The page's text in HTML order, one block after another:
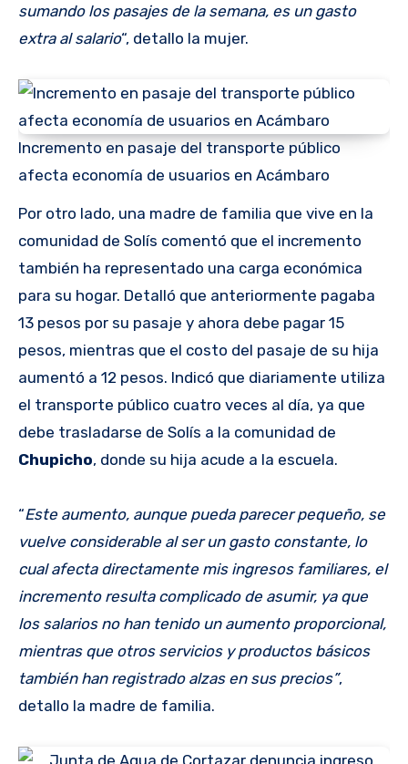
sumando los pasajes de la semana, es un gasto
extra al salario“, detallo la mujer.
Incremento en pasaje del transporte público
afecta economía de usuarios en Acámbaro
Por otro lado, una madre de familia que vive en la
comunidad de Solís comentó que el incremento
también ha representado una carga económica
para su hogar. Detalló que anteriormente pagaba
13 pesos por su pasaje y ahora debe pagar 15
pesos, mientras que el costo del pasaje de su hija
aumentó a 12 pesos. Indicó que diariamente utiliza
el transporte público cuatro veces al día, ya que
debe trasladarse de Solís a la comunidad de
Chupicho, donde su hija acude a la escuela.
“Este aumento, aunque pueda parecer pequeño, se
vuelve considerable al ser un gasto constante, lo
cual afecta directamente mis ingresos familiares, el
incremento resulta complicado de asumir, ya que
los salarios no han tenido un aumento proporcional,
mientras que otros servicios y productos básicos
también han registrado alzas en sus precios”,
detallo la madre de familia.